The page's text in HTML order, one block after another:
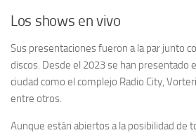
Los shows en vivo
Sus presentaciones fueron a la par junto
discos. Desde el 2023 se han presentado
ciudad como el complejo Radio City,
entre otros.
Aunque están abiertos a la posibilidad de